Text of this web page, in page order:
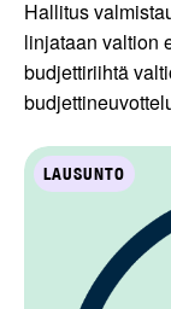
Hallitus
linjataan valtion
budjettiriihtä
LAUSUNTO